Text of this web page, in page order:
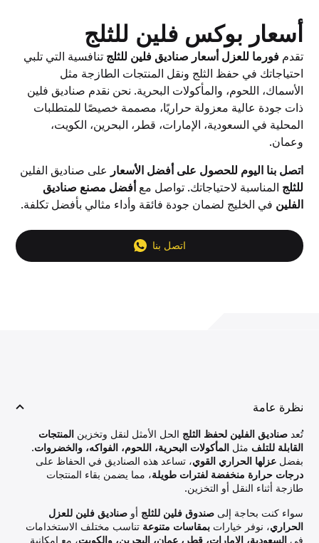
أسعار بوكس فلين للثلج
تقدمفورما للعزل أسعار صناديق فلين للثلج تنافسية التي تلبي
احتياجاتك في حفظ الثلج ونقل المنتجات الطازجة مثل
الأسماك، اللحوم، والمأكولات البحرية. نحن نقدم صناديق فلين
ذات جودة عالية معزولة حراريًا، مصممة خصيصًا للمتطلبات
المحلية في السعودية، الإمارات، قطر، البحرين، الكويت،
وعمان.
اتصل بنا اليوم للحصول على أفضل الأسعار على صناديق الفلين
للثلج المناسبة لاحتياجاتك. تواصل مع أفضل مصنع صناديق
الفلين في الخليج لضمان جودة فائقة وأداء مثالي بأفضل تكلفة.
اتصل بنا
نظرة عامة
تُعدصناديق الفلين لحفظ الثلج الحل الأمثل لنقل وتخزينالمنتجات
القابلة للتلف مثلالمأكولات البحرية، اللحوم، الفواكه، والخضروات.
بفضلعزلها الحراري القوي، تساعد هذه الصناديق في الحفاظ على
درجات حرارة منخفضة لفترات طويلة، مما يضمن بقاء المنتجات
طازجة أثناء النقل أو التخزين.
سواء كنت بحاجة إلىصندوق فلين للثلج أوصناديق فلين للعزل
الحراري، نوفر خياراتبمقاسات متنوعة تناسب مختلف الاستخدامات
فيالسعودية، الإمارات، قطر، عمان، البحرين، والكويت، مع إمكانية